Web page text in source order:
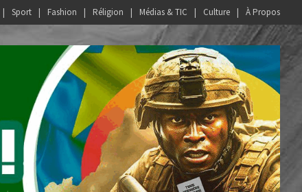
Sport Fashion Réligion Médias & TIC Culture À Propos